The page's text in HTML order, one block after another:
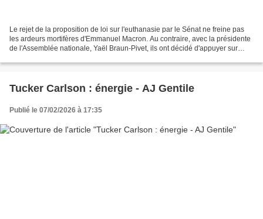
Le rejet de la proposition de loi sur l'euthanasie par le Sénat ne freine pas
les ardeurs mortifères d'Emmanuel Macron. Au contraire, avec la présidente
de l'Assemblée nationale, Yaël Braun-Pivet, ils ont décidé d'appuyer sur
Tucker Carlson : énergie - AJ Gentile
Publié le 07/02/2026 à 17:35